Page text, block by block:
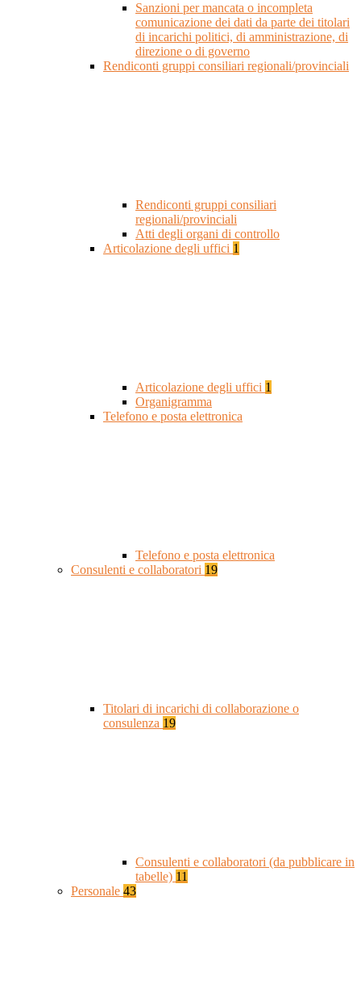
Sanzioni per mancata o incompleta
comunicazione dei dati da parte dei titolari
di incarichi politici, di amministrazione, di
direzione o di governo
Rendiconti gruppi consiliari regionali/provinciali
Rendiconti gruppi consiliari
regionali/provinciali
Atti degli organi di controllo
Articolazione degli uffici 1
Articolazione degli uffici 1
Organigramma
Telefono e posta elettronica
Telefono e posta elettronica
Consulenti e collaboratori 19
Titolari di incarichi di collaborazione o
consulenza 19
Consulenti e collaboratori (da pubblicare in
tabelle) 11
Personale 43